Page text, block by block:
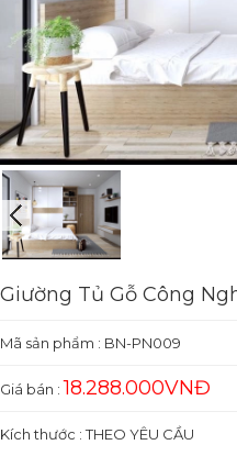
Giường Tủ Gỗ Công
Mã sản phẩm : BN-PN009
Giá bán : 18.288.000VNĐ
Kích thước : THEO YÊU CẦU